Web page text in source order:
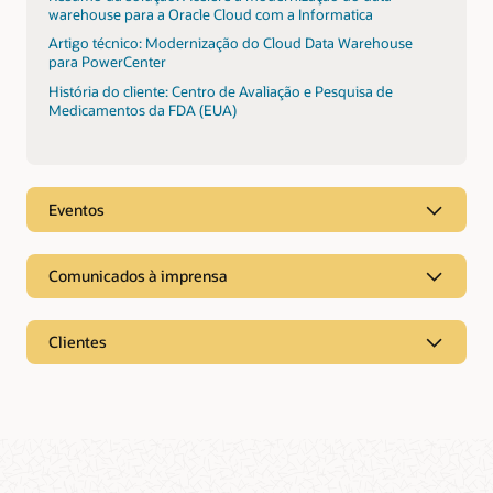
warehouse para a Oracle Cloud com a Informatica
Artigo técnico: Modernização do Cloud Data Warehouse
para PowerCenter
História do cliente: Centro de Avaliação e Pesquisa de
Medicamentos da FDA (EUA)
Eventos
Comunicados à imprensa
Clientes